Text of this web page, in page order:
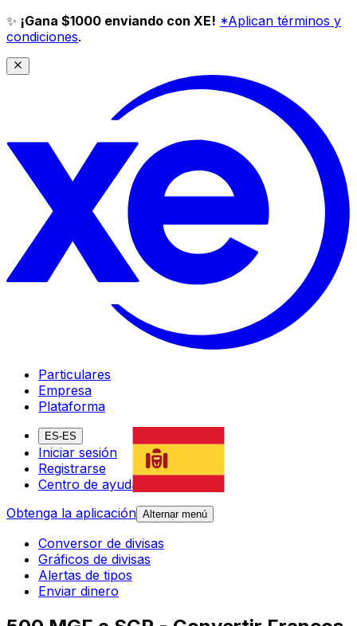
✨ ¡Gana $1000 enviando con XE! *Aplican términos y
condiciones.
Particulares
Empresa
Plataforma
ES-ES
Iniciar sesión
Registrarse
Centro de ayuda
Obtenga la aplicación Alternar menú
Conversor de divisas
Gráficos de divisas
Alertas de tipos
Enviar dinero